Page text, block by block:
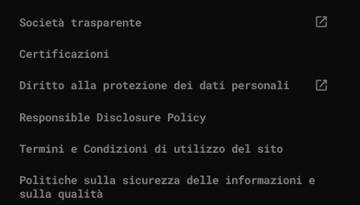
Società trasparente
cta.screenReaderExternal
Certificazioni
Diritto alla protezione dei dati personali
cta.screenReaderExternal
Responsible Disclosure Policy
Termini e Condizioni di utilizzo del sito
Politiche sulla sicurezza delle informazioni e
sulla qualità